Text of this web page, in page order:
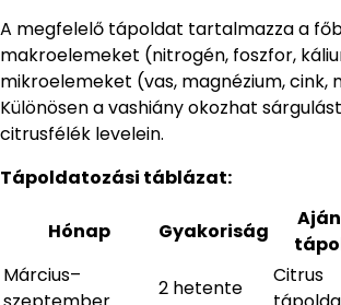
A megfelelő tápoldat tartalmazza a
makroelemeket (nitrogén, foszfor,
mikroelemeket (vas, magnézium, cink,
Különösen a vashiány okozhat
citrusfélék levelein.
Tápoldatozási táblázat:
Hónap Gyakoriság
Március–
2 hetente
Citrus